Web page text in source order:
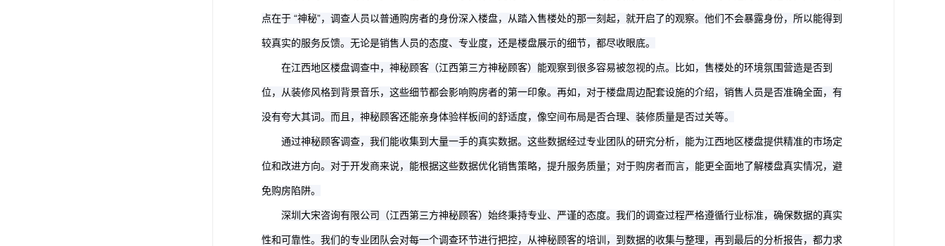
点在于 “神秘”，调查人员以普通购房者的身份深入楼盘，从踏入售楼处的那一刻起，就开启了的观察。他们不会暴露身份，所以能得到
较真实的服务反馈。无论是销售人员的态度、专业度，还是楼盘展示的细节，都尽收眼底。
在江西地区楼盘调查中，神秘顾客 （江西第三方神秘顾客） 能观察到很多容易被忽视的点。比如，售楼处的环境氛围营造是否到
位，从装修风格到背景音乐，这些细节都会影响购房者的第一印象。再如，对于楼盘周边配套设施的介绍，销售人员是否准确全面，有
没有夸大其词。而且，神秘顾客还能亲身体验样板间的舒适度，像空间布局是否合理、装修质量是否过关等。
通过神秘顾客调查，我们能收集到大量一手的真实数据。这些数据经过专业团队的研究分析，能为江西地区楼盘提供精准的市场定
位和改进方向。对于开发商来说，能根据这些数据优化销售策略，提升服务质量；对于购房者而言，能更全面地了解楼盘真实情况，避
免购房陷阱。
深圳大宋咨询有限公司 （江西第三方神秘顾客） 始终秉持专业、严谨的态度。我们的调查过程严格遵循行业标准，确保数据的真实
性和可靠性。我们的专业团队会对每一个调查环节进行把控，从神秘顾客的培训，到数据的收集与整理，再到最后的分析报告，都力求